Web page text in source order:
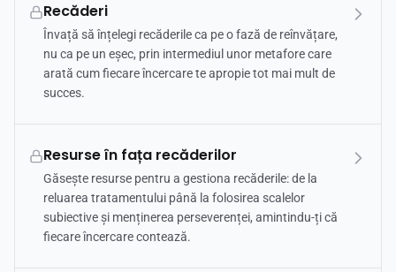
Recăderi
Învață să înțelegi recăderile ca pe o fază de reînvățare,
nu ca pe un eșec, prin intermediul unor metafore care
arată cum fiecare încercare te apropie tot mai mult de
succes.
Resurse în fața recăderilor
Găsește resurse pentru a gestiona recăderile: de la
reluarea tratamentului până la folosirea scalelor
subiective și menținerea perseverenței, amintindu-ți că
fiecare încercare contează.